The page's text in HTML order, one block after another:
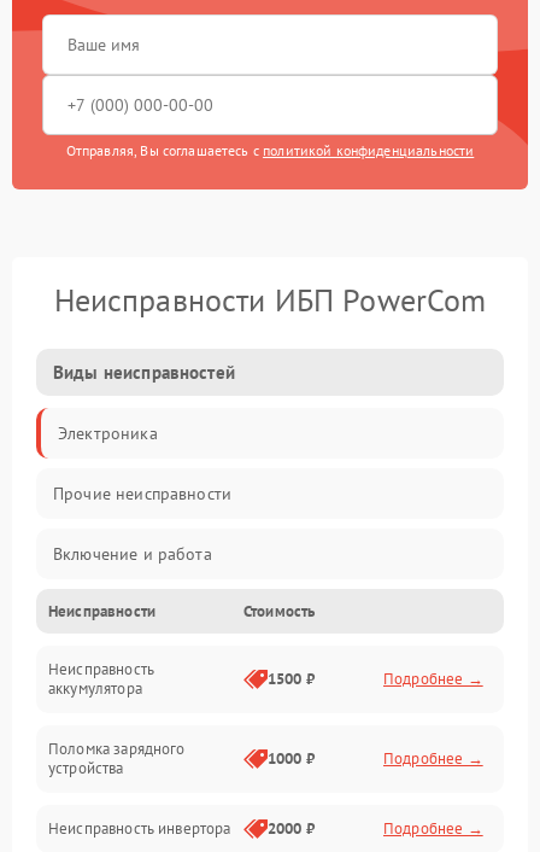
Отправляя, Вы соглашаетесь с политикой конфиденциальности
Неисправности ИБП PowerCom
Виды неисправностей
Электроника
Прочие неисправности
Включение и работа
Работа с нагрузкой
Звук и индикация
Неисправности Стоимость
Неисправность
аккумулятора
1500 ₽ Подробнее →
Поломка зарядного
устройства
1000 ₽ Подробнее →
Неисправность инвертора 2000 ₽ Подробнее →